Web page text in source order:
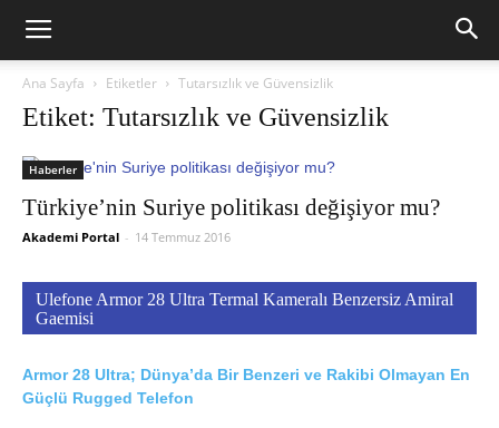
Ana Sayfa Etiketler Tutarsızlık ve Güvensizlik
Etiket: Tutarsızlık ve Güvensizlik
Haberler
Türkiye’nin Suriye politikası değişiyor mu?
Akademi Portal - 14 Temmuz 2016
Ulefone Armor 28 Ultra Termal Kameralı Benzersiz Amiral
Gaemisi
Armor 28 Ultra; Dünya’da Bir Benzeri ve Rakibi Olmayan En
Güçlü Rugged Telefon